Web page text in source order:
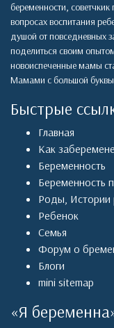
беременности,
вопросах воспитания
душой от повседневных
поделиться своим
новоиспеченные мамы
Мамами с большой
Быстрые
Главная
Как
Беременность
Беременность
Роды, Истории
Ребенок
Семья
Форум о
Блоги
mini sitemap
«Я беременна